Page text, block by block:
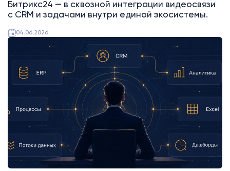
Битрикс24 — в сквозной интеграции видеосвязи
с CRM и задачами внутри единой экосистемы.
04.06.2026
Битрикс24